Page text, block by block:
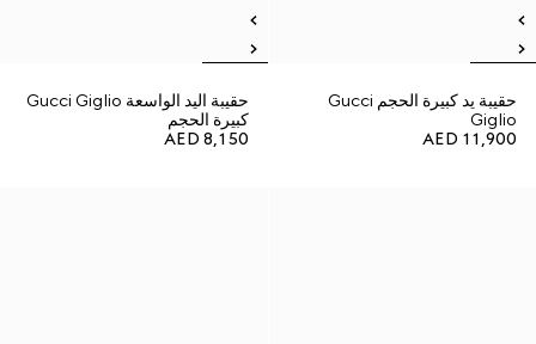
حقيبة يد كبيرة الحجم Gucci
Giglio
AED 11,900
حقيبة اليد الواسعة Gucci Giglio
كبيرة الحجم
AED 8,150